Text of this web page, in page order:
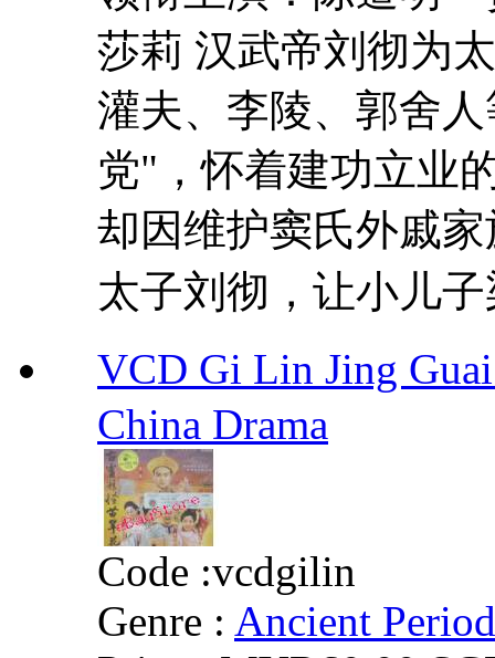
莎莉 汉武帝刘彻为
灌夫、李陵、郭舍
党"，怀着建功立业
却因维护窦氏外戚
太子刘彻，让小儿
VCD Gi Lin Jing
China Drama
Code :vcdgilin
Genre : Ancient Period